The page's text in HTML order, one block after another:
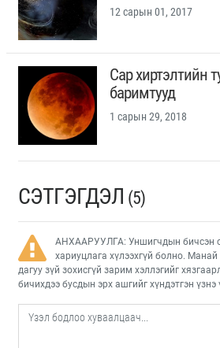
12 сарын 01, 2017
Сар хиртэлтийн
баримтууд
1 сарын 29, 2018
СЭТГЭГДЭЛ (5)
АНХААРУУЛГА: Уншигчдын бичсэн
хариуцлага хүлээхгүй болно.
дагуу зүй зохисгүй зарим хэллэгийг
бичихдээ бусдын эрх ашгийг хүндэтгэн үзнэ